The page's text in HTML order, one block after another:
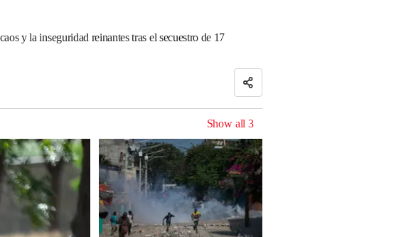
y la inseguridad reinantes tras el secuestro de 17
Show all3